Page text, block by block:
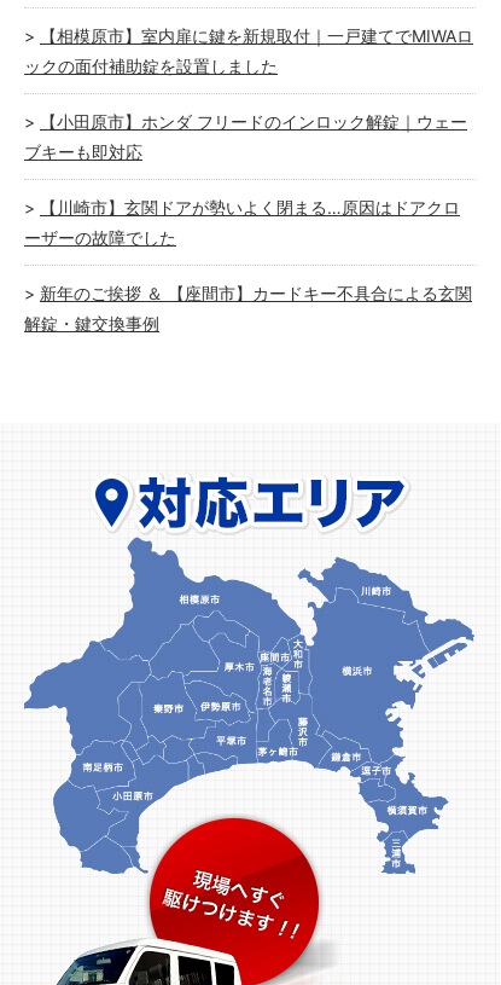
【相模原市】室内扉に鍵を新規取付｜一戸建てでMIWAロ
ックの面付補助錠を設置しました
【小田原市】ホンダ フリードのインロック解錠｜ウェー
ブキーも即対応
【川崎市】玄関ドアが勢いよく閉まる…原因はドアクロ
ーザーの故障でした
新年のご挨拶 ＆ 【座間市】カードキー不具合による玄関
解錠・鍵交換事例